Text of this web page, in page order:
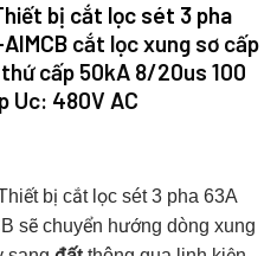
bị cắt lọc sét 3 pha
cắt lọc xung sơ cấp
cấp 50kA 8/20us 100
Uc: 480V AC
bị cắt lọc sét 3 pha 63A
sẽ chuyển hướng dòng xung